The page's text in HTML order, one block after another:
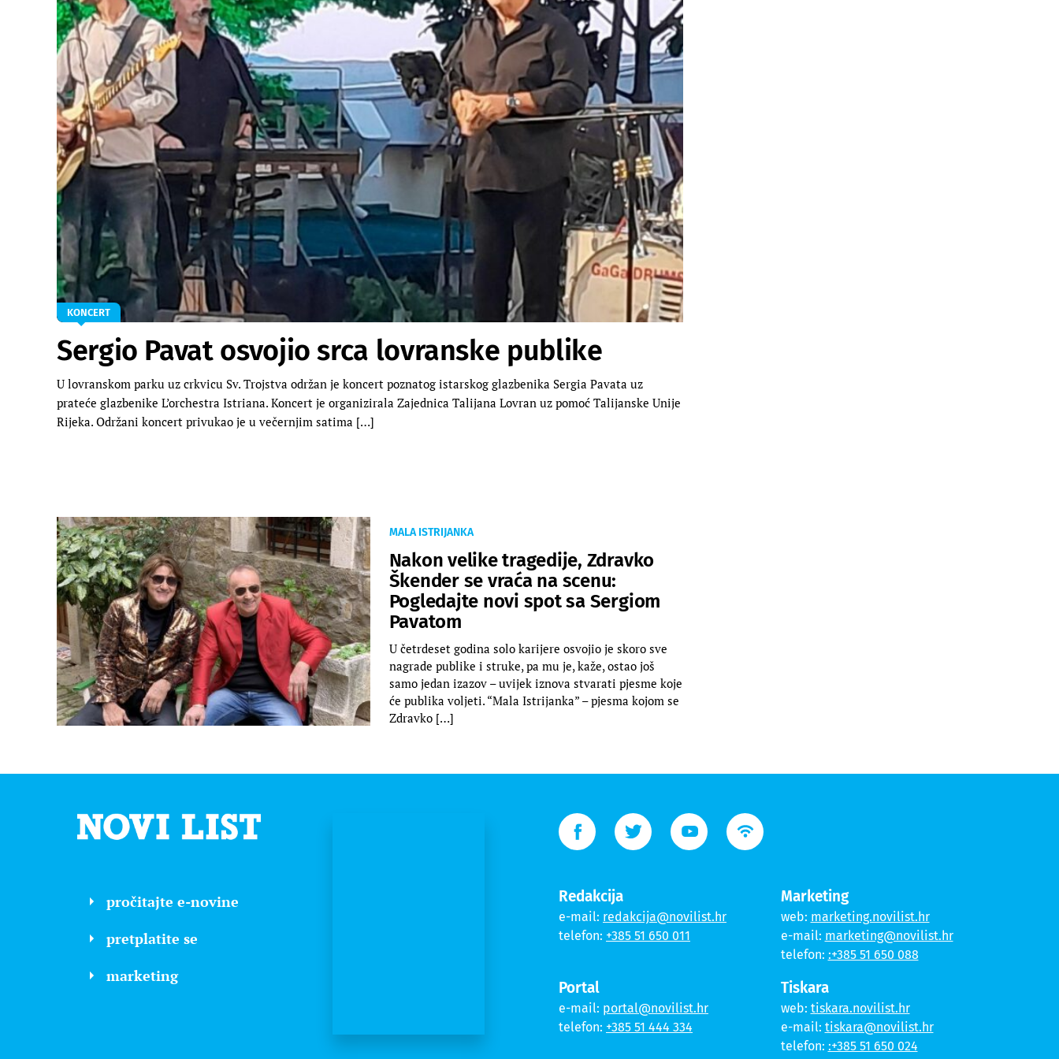
KONCERT
Sergio Pavat osvojio srca lovranske publike
U lovranskom parku uz crkvicu Sv. Trojstva održan je koncert poznatog istarskog glazbenika Sergia Pavata uz
prateće glazbenike L’orchestra Istriana. Koncert je organizirala Zajednica Talijana Lovran uz pomoć Talijanske Unije
Rijeka. Održani koncert privukao je u večernjim satima […]
MALA ISTRIJANKA
Nakon velike tragedije, Zdravko
Škender se vraća na scenu:
Pogledajte novi spot sa Sergiom
Pavatom
U četrdeset godina solo karijere osvojio je skoro sve
nagrade publike i struke, pa mu je, kaže, ostao još
samo jedan izazov – uvijek iznova stvarati pjesme koje
će publika voljeti. “Mala Istrijanka” – pjesma kojom se
Zdravko […]
pročitajte e-novine
pretplatite se
marketing
Redakcija
e-mail: redakcija@novilist.hr
telefon: +385 51 650 011
Portal
e-mail: portal@novilist.hr
telefon: +385 51 444 334
Marketing
web: marketing.novilist.hr
e-mail: marketing@novilist.hr
telefon: :+385 51 650 088
Tiskara
web: tiskara.novilist.hr
e-mail: tiskara@novilist.hr
telefon: :+385 51 650 024